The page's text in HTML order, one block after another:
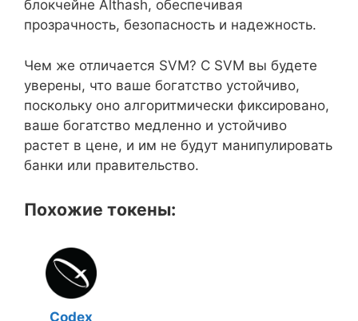
блокчейне Althash, обеспечивая
прозрачность, безопасность и надежность.
Чем же отличается SVM? С SVM вы будете
уверены, что ваше богатство устойчиво,
поскольку оно алгоритмически фиксировано,
ваше богатство медленно и устойчиво
растет в цене, и им не будут манипулировать
банки или правительство.
Похожие токены:
Codex